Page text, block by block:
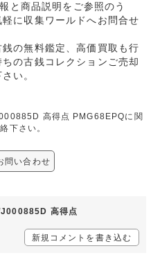
と商品説明をご参照のう
に収集ワールドへお問合せ
の無料鑑定、高価買取も行
の古銭コレクションご売却
い。
高得点 PMG68EPQに関
下さい。
問い合わせ
高得点
新規コメントを書き込む